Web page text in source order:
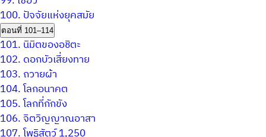
100. ปัจจัยแห่งยุคสมัย
ตอนที่ 101–114
101. นิมิตของอชิตะ
102. ดอกบัวเสี่ยงทาย
103. ถวายผ้า
104.โลกอนาคต
105.โลกที่กักขัง
106.จิตวิญญาณอาสา
107.โพธิสัตว์ 1,250